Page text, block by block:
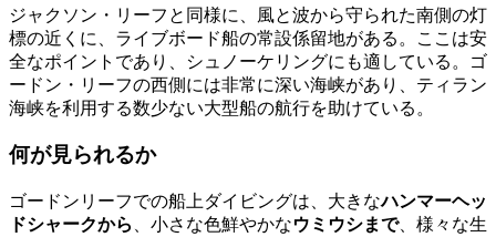
ジャクソン・リーフと同様に、風と波から守られた南側の灯
標の近くに、ライブボード船の常設係留地がある。ここは安
全なポイントであり、シュノーケリングにも適している。ゴ
ードン・リーフの西側には非常に深い海峡があり、ティラン
海峡を利用する数少ない大型船の航行を助けている。
何が見られるか
ゴードンリーフでの船上ダイビングは、大きなハンマーヘッ
ドシャークから
、小さな色鮮やかなウミウシまで、様々な生